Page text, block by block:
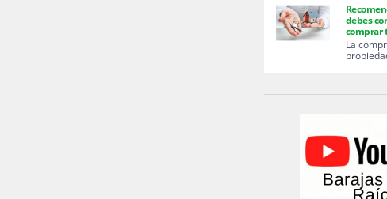
debes
comprar
La